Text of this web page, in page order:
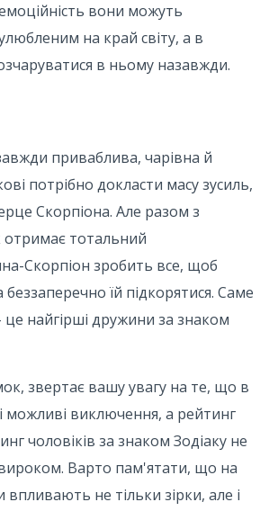
емоційність вони можуть
на край світу, а в
в ньому назавжди.
приваблива, чарівна й
потрібно докласти масу зусиль,
Скорпіона. Але разом з
тотальний
Скорпіон зробить все, щоб
беззаперечно їй підкорятися. Саме
найгірші дружини за знаком
звертає вашу увагу на те, що в
можливі виключення, а рейтинг
чоловіків за знаком Зодіаку не
Варто пам'ятати, що на
не тільки зірки, але і